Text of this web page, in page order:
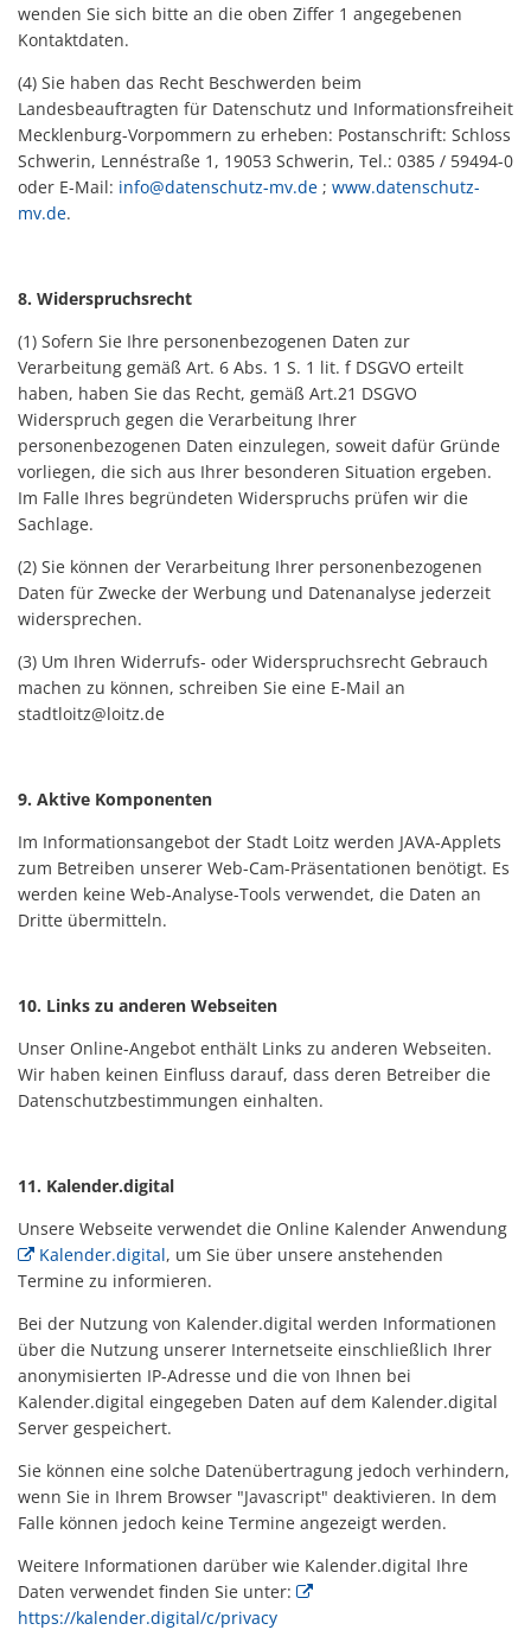
wenden Sie sich bitte an die oben Ziffer 1 angegebenen
Kontaktdaten.
(4) Sie haben das Recht Beschwerden beim
Landesbeauftragten für Datenschutz und Informationsfreiheit
Mecklenburg-Vorpommern zu erheben: Postanschrift: Schloss
Schwerin, Lennéstraße 1, 19053 Schwerin, Tel.: 0385 / 59494-0
oder E-Mail: info@datenschutz-mv.de ; www.datenschutz-
mv.de.
8. Widerspruchsrecht
(1) Sofern Sie Ihre personenbezogenen Daten zur
Verarbeitung gemäß Art. 6 Abs. 1 S. 1 lit. f DSGVO erteilt
haben, haben Sie das Recht, gemäß Art.21 DSGVO
Widerspruch gegen die Verarbeitung Ihrer
personenbezogenen Daten einzulegen, soweit dafür Gründe
vorliegen, die sich aus Ihrer besonderen Situation ergeben.
Im Falle Ihres begründeten Widerspruchs prüfen wir die
Sachlage.
(2) Sie können der Verarbeitung Ihrer personenbezogenen
Daten für Zwecke der Werbung und Datenanalyse jederzeit
widersprechen.
(3) Um Ihren Widerrufs- oder Widerspruchsrecht Gebrauch
machen zu können, schreiben Sie eine E-Mail an
stadtloitz@loitz.de
9. Aktive Komponenten
Im Informationsangebot der Stadt Loitz werden JAVA-Applets
zum Betreiben unserer Web-Cam-Präsentationen benötigt. Es
werden keine Web-Analyse-Tools verwendet, die Daten an
Dritte übermitteln.
10. Links zu anderen Webseiten
Unser Online-Angebot enthält Links zu anderen Webseiten.
Wir haben keinen Einfluss darauf, dass deren Betreiber die
Datenschutzbestimmungen einhalten.
11. Kalender.digital
Unsere Webseite verwendet die Online Kalender Anwendung
Kalender.digital, um Sie über unsere anstehenden
Termine zu informieren.
Bei der Nutzung von Kalender.digital werden Informationen
über die Nutzung unserer Internetseite einschließlich Ihrer
anonymisierten IP-Adresse und die von Ihnen bei
Kalender.digital eingegeben Daten auf dem Kalender.digital
Server gespeichert.
Sie können eine solche Datenübertragung jedoch verhindern,
wenn Sie in Ihrem Browser "Javascript" deaktivieren. In dem
Falle können jedoch keine Termine angezeigt werden.
Weitere Informationen darüber wie Kalender.digital Ihre
Daten verwendet finden Sie unter:
https://kalender.digital/c/privacy